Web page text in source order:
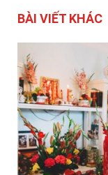
BÀI VIẾT KHÁC